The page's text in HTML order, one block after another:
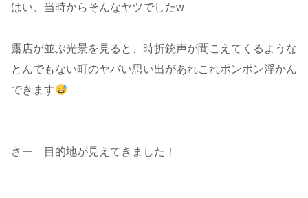
はい、当時からそんなヤツでしたw
露店が並ぶ光景を見ると、時折銃声が聞こえてくるような
とんでもない町のヤバい思い出があれこれポンポン浮かん
できます
さー 目的地が見えてきました！